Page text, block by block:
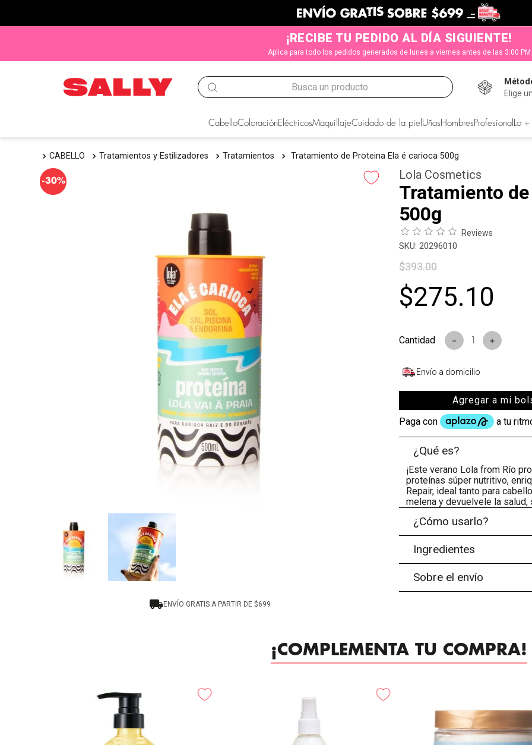
¡RECIBE TU PEDIDO AL DÍA SIGUIENTE!
Aplica para todo los pedidos generados de lunes a viernes antes de las 3:00 PM
Busca un producto
Elige
CabelloColoraciónEléctricosMaquillajeCuidado de la piel Uñas Hombres Profesional Lo
CABELLO Tratamientos y Estilizadores Tratamientos Tratamiento de Proteina Ela é carioca 500g
-30%
ENVÍO GRATIS A PARTIR DE $699
Lola Cosmetics
Tratamiento
500g
Reviews
: 20296010
$393.00
$275.10
＋
－
Envío a domicilio
Agregar a mi
¿Qué es?
¡Este verano Lola from Río
proteínas súper nutritivo,
Repair, ideal tanto para
melena y devuelvele la
¿Cómo usarlo?
Ingredientes
Sobre el envío
¡COMPLEMENTA TU COMPRA!
TÉRMINOS MÁS BUSCADOS
2. igora
olaplex
manic panic
. protectores termicos
8 tocobo
9. tinte
10. centella